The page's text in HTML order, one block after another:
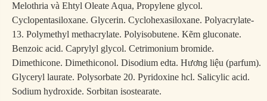
đồng thời ngăn ngừa những dấu hiệu lão hóa một cách
hiệu quả.
Melothria và Ehtyl Oleate Aqua, Propylene glycol.
Cyclopentasiloxane. Glycerin. Cyclohexasiloxane. Polyacrylate-
13. Polymethyl methacrylate. Polyisobutene. Kẽm gluconate.
Benzoic acid. Caprylyl glycol. Cetrimonium bromide.
Dimethicone. Dimethiconol. Disodium edta. Hương liệu (parfum).
Glyceryl laurate. Polysorbate 20. Pyridoxine hcl. Salicylic acid.
Sodium hydroxide. Sorbitan isostearate.